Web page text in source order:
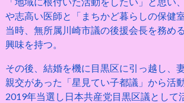
や志高い医師と「まちかど暮らしの保健
当時、無所属川崎市議の後援会長を務め
興味を持つ。
その後、結婚を機に目黒区に引っ越し、
親交があった「星見てい子都議」から活
2019年当選し日本共産党目黒区議として